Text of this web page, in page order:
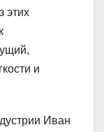
этих
и
Иван